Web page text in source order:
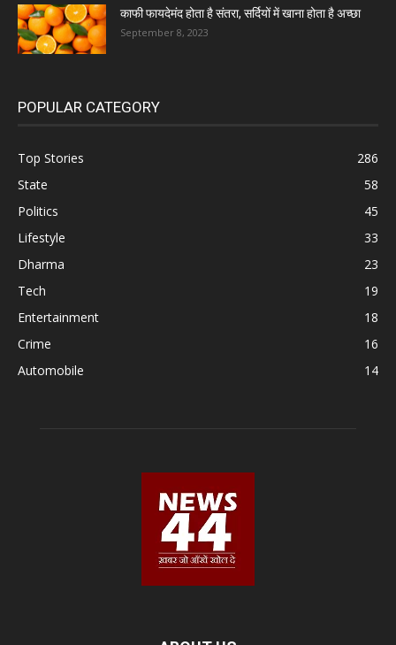
काफी फायदेमंद होता है संतरा, सर्दियों में खाना होता है अच्छा
September 8, 2023
POPULAR CATEGORY
Top Stories
286
State
58
Politics
45
Lifestyle
33
Dharma
23
Tech
19
Entertainment
18
Crime
16
Automobile
14